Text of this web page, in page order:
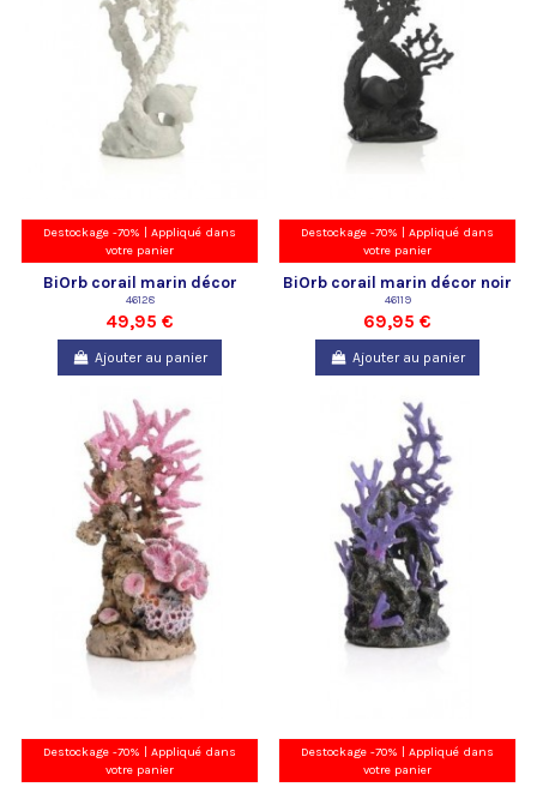
Destockage -70% | Appliqué dans
votre panier
BiOrb corail marin décor
moyen blanc Oase
46128
49,95 €
Ajouter au panier
Destockage -70% | Appliqué dans
votre panier
BiOrb corail marin décor noir
Oase
46119
69,95 €
Ajouter au panier
Destockage -70% | Appliqué dans
votre panier
Destockage -70% | Appliqué dans
votre panier